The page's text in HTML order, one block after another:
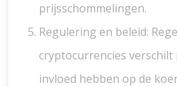
prijsschommelingen.
Regulering en beleid:
cryptocurrencies verschilt
invloed hebben op de